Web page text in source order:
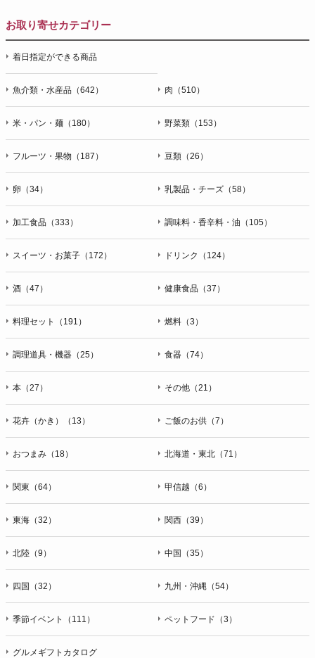
お取り寄せカテゴリー
着日指定ができる商品
魚介類・水産品（642） 肉（510）
米・パン・麺（180） 野菜類（153）
フルーツ・果物（187） 豆類（26）
卵（34） 乳製品・チーズ（58）
加工食品（333） 調味料・香辛料・油（105）
スイーツ・お菓子（172） ドリンク（124）
酒（47） 健康食品（37）
料理セット（191） 燃料（3）
調理道具・機器（25） 食器（74）
本（27） その他（21）
花卉（かき）（13） ご飯のお供（7）
おつまみ（18） 北海道・東北（71）
関東（64） 甲信越（6）
東海（32） 関西（39）
北陸（9） 中国（35）
四国（32） 九州・沖縄（54）
季節イベント（111） ペットフード（3）
グルメギフトカタログ